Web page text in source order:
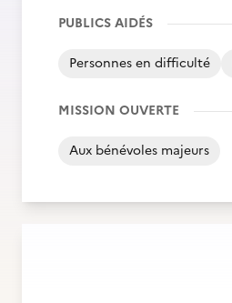
PUBLICS AIDÉS
Personnes en difficulté
MISSION OUVERTE
Aux bénévoles majeurs